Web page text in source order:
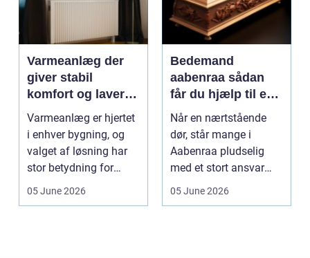
Varmeanlæg der
giver stabil
komfort og lavere
energiregning
Varmeanlæg er hjertet
i enhver bygning, og
valget af løsning har
stor betydning for
b&a...
05 June 2026
Bedemand
aabenraa sådan
får du hjælp til en
værdig afsked
Når en nærtstående
dør, står mange i
Aabenraa pludselig
med et stort ansvar
midt i sorgen.
05 June 2026